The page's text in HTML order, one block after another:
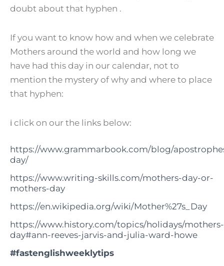
doubt about that hyphen .
If you want to know how and when we celebrate
Mothers around the world and how long we
have had this day in our calendar, not to
mention the mystery of why and where to place
that hyphen:
ℹ click on our the links below:
https://www.grammarbook.com/blog/
day/
https://www.writing-skills.com/mothers-day-or-
mothers-day
https://en.wikipedia.org/wiki/Mother%27s_Day
https://www.history.com/topics/holidays/mothers-
day#ann-reeves-jarvis-and-julia-ward-howe
#fastenglishweeklytips